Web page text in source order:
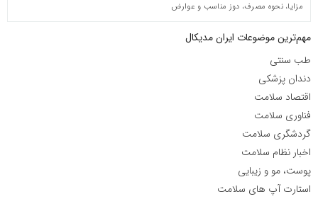
مزایا، نحوه مصرف، دوز مناسب و عوارض
مهم‌ترین موضوعات ایران مدیکال
طب سنتی
دندان پزشکی
اقتصاد سلامت
فناوری سلامت
گردشگری سلامت
اخبار نظام سلامت
پوست، مو و زیبایی
استارت آپ های سلامت